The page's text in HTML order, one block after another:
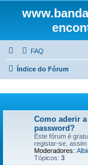
FAQ
Índice do Fórum
Como aderir
password?
Este fórum é
registar-se, assim
Moderadores:
Tópicos: 3